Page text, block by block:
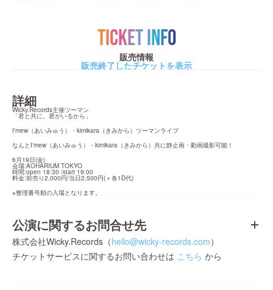
TICKET INFO
販売情報
販売終了したチケットを表示
詳細
Wicky.Records主催ツーマン
「君と共に、君がいるから」
I'mew（あいみゅう）・kimikara（きみから）ツーマンライブ
なんとI'mew（あいみゅう）・kimikara（きみから）共に静止画・動画撮影可能！
6月19日(金)
会場:AOHARIUM TOKYO
時間:open 18:30 /start 19:00
料金:前売り2,000円/当日2,500円(＋各1D代)
※整理番号順の入場となります。
公演に関するお問合せ先
株式会社Wicky.Records（hello@wicky-records.com）
チケットサービスに関するお問い合わせは こちら から